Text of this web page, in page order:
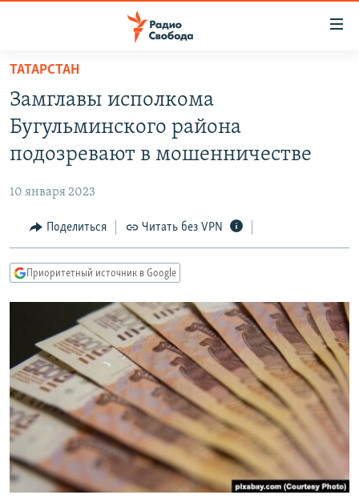
упрощенного
доступа
Вернуться
основному
Вернутся
Вернутся
АВТОРСКИЕ ПРОЕКТЫ
МНЕНИЯ
КУЛЬТУРА
КАВКАЗ.РЕАЛИИ
СЕВЕР.РЕАЛИИ
СИБИРЬ.РЕАЛИИ
РАСПИСАНИЕ ВЕЩАНИЯ
ПОДПИШИТЕСЬ НА РАССЫЛКУ
СОЦИАЛЬНЫЕ СЕТИ
ТАТАРСТАН
Замглавы исполкома
Бугульминского района
подозревают в мошенничестве
10 января 2023
Поделиться Читать без VPN
Приоритетный источник в Google